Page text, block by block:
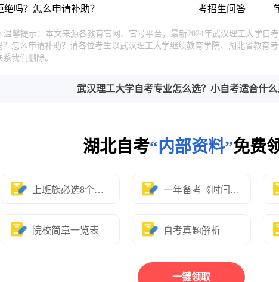
绝吗？怎么申请补助？
考招生问答
温馨提示：本文来源各教育官网、官号平台，最新2024年武汉理工大学自
？怎么申请补助？请各位考生以武汉理工大学继续教育学院、湖北省教育
系我们删除。
武汉理工大学自考专业怎么选？小自考适合什么
湖北自考“内部资料”免费
上班族必选8个专业 一年备考《时间表》
院校简章一览表 自考真题解析
一键领取